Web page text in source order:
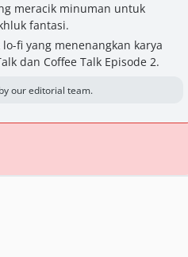
meracik minuman untuk
fantasi.
fi yang menenangkan karya
dan Coffee Talk Episode 2.
our editorial team.